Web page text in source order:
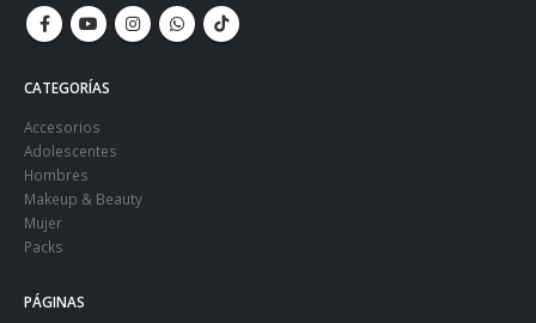
CATEGORÍAS
Accesorios
Adolescentes
Hombres
Makeup & Beauty
Mujer
Packs
PÁGINAS